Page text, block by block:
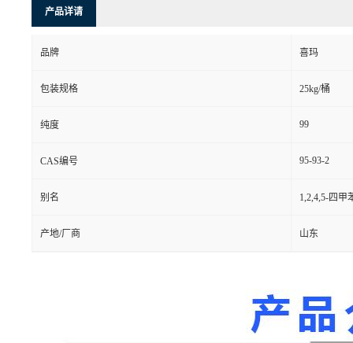
产品详请
品牌 喜玛
包装规格 25kg/桶
纯度 99
CAS编号 95-93-2
别名 1,2,4,5-四甲
产地/厂商 山东